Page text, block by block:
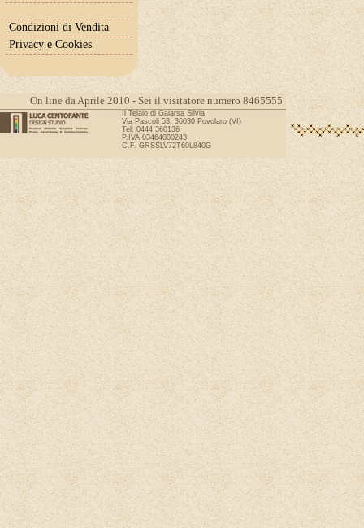
Condizioni di Vendita
Privacy e Cookies
On line da Aprile 2010 - Sei il visitatore numero 8465555
Il Telaio di Gaiarsa Silvia
Via Pascoli 53, 36030 Povolaro (VI)
Tel: 0444 360136
P.IVA 03464000243
C.F. GRSSLV72T60L840G